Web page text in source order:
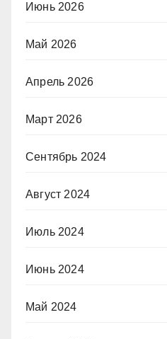
Июнь 2026
Май 2026
Апрель 2026
Март 2026
Сентябрь 2024
Август 2024
Июль 2024
Июнь 2024
Май 2024